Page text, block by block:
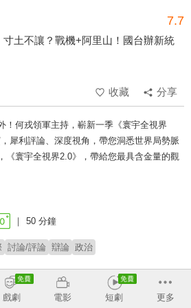
7.7
土不讓？戰機+阿里山！國台辦新統
收藏
分享
！何戎領軍主持，嶄新一季《寰宇全視界
犀利評論、深度視角，帶您洞悉世界局勢脈
《寰宇全視界2.0》，帶給您最具含金量的觀
50 分鐘
討論/評論 辯論 政治
戲劇 電影 短劇 更多